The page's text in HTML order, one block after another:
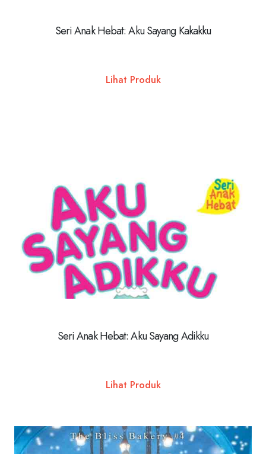
Seri Anak Hebat: Aku Sayang Kakakku
Lihat Produk
Seri Anak Hebat: Aku Sayang Adikku
Lihat Produk